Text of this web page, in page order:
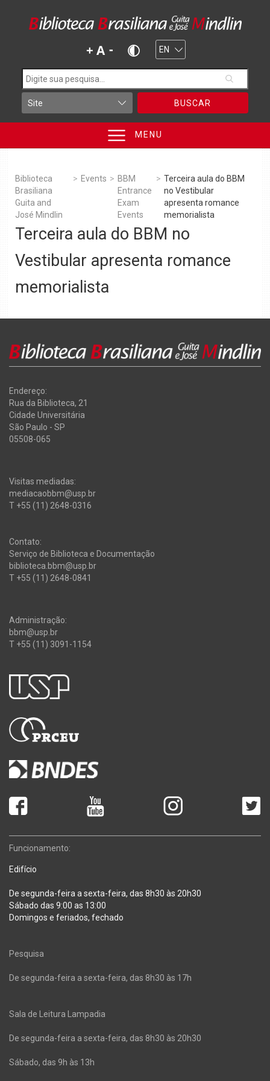
BUSCAR
MENU
Biblioteca
Brasiliana
Guita and
José Mindlin
> Events > BBM
Entrance
Exam
Events
> Terceira aula do BBM
no Vestibular
apresenta romance
memorialista
Terceira aula do BBM no
Vestibular apresenta romance
memorialista
Endereço:
Rua da Biblioteca, 21
Cidade Universitária
São Paulo - SP
05508-065
Visitas mediadas:
mediacaobbm@usp.br
T +55 (11) 2648-0316
Contato:
Serviço de Biblioteca e Documentação
biblioteca.bbm@usp.br
T +55 (11) 2648-0841
Administração:
bbm@usp.br
T +55 (11) 3091-1154
Funcionamento:
Edifício
De segunda-feira a sexta-feira, das 8h30 às 20h30
Sábado das 9:00 as 13:00
Domingos e feriados, fechado
Pesquisa
De segunda-feira a sexta-feira, das 8h30 às 17h
Sala de Leitura Lampadia
De segunda-feira a sexta-feira, das 8h30 às 20h30
Sábado, das 9h às 13h